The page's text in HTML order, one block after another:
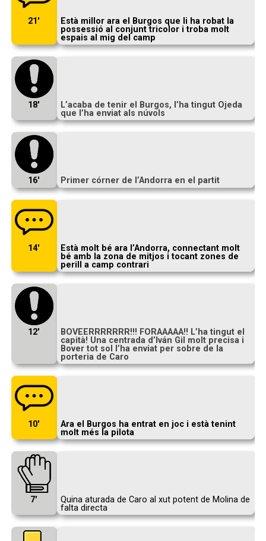
21′
Està millor ara el Burgos que li ha robat la
possessió al conjunt tricolor i troba molt
espais al mig del camp
18′
L’acaba de tenir el Burgos, l’ha tingut Ojeda
que l’ha enviat als núvols
16′ Primer córner de l’Andorra en el partit
14′
Està molt bé ara l’Andorra, connectant molt
bé amb la zona de mitjos i tocant zones de
perill a camp contrari
12′
BOVEERRRRRRR!!! FORAAAAA!! L’ha tingut el
capità! Una centrada d’Iván Gil molt precisa i
Bover tot sol l’ha enviat per sobre de la
porteria de Caro
10′
Ara el Burgos ha entrat en joc i està tenint
molt més la pilota
7′
Quina aturada de Caro al xut potent de Molina de
falta directa